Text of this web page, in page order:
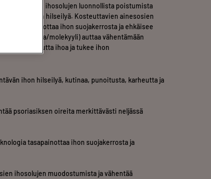
kuolleiden ihosolujen luonnollista poistumista
ihon hilseilyä. Kosteuttavien ainesosien
tasapainottaa ihon suojakerrosta ja ehkäisee
(-teknologia/molekyyli) auttaa vähentämään
ja vaurioitunutta ihoa ja tukee ihon
ihon hilseilyä, kutinaa, punoitusta, karheutta ja
psoriasiksen oireita merkittävästi neljässä
tasapainottaa ihon suojakerrosta ja
ihosolujen muodostumista ja vähentää